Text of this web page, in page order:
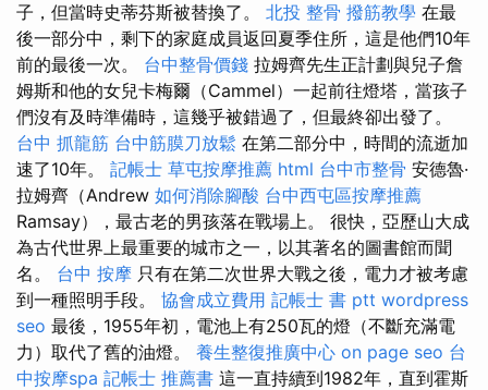
子，但當時史蒂芬斯被替換了。 北投 整骨 撥筋教學 在最
後一部分中，剩下的家庭成員返回夏季住所，這是他們10年
前的最後一次。 台中整骨價錢 拉姆齊先生正計劃與兒子詹
姆斯和他的女兒卡梅爾（Cammel）一起前往燈塔，當孩子
們沒有及時準備時，這幾乎被錯過了，但最終卻出發了。
台中 抓龍筋 台中筋膜刀放鬆 在第二部分中，時間的流逝加
速了10年。 記帳士 草屯按摩推薦 html 台中市整骨 安德魯·
拉姆齊（Andrew 如何消除腳酸 台中西屯區按摩推薦
Ramsay），最古老的男孩落在戰場上。 很快，亞歷山大成
為古代世界上最重要的城市之一，以其著名的圖書館而聞
名。 台中 按摩 只有在第二次世界大戰之後，電力才被考慮
到一種照明手段。 協會成立費用 記帳士 書 ptt wordpress
seo 最後，1955年初，電池上有250瓦的燈（不斷充滿電
力）取代了舊的油燈。 養生整復推廣中心 on page seo 台
中按摩spa 記帳士 推薦書 這一直持續到1982年，直到霍斯